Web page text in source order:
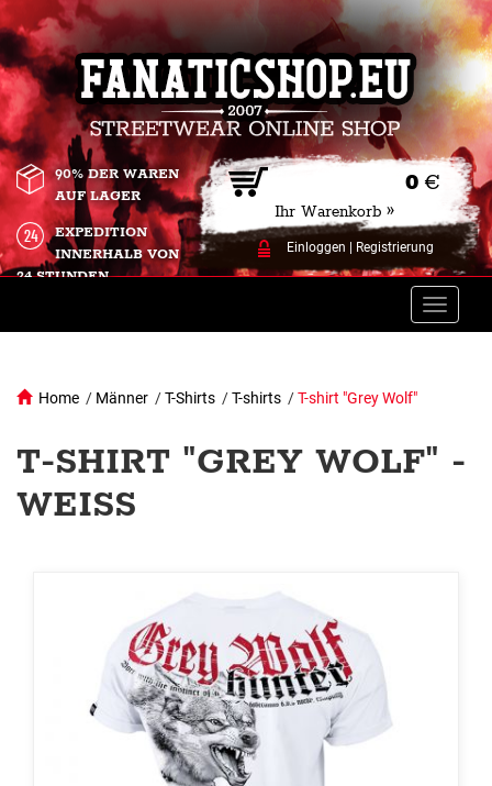
0 €
Ihr Warenkorb »
Einloggen Registrierung
90% DER WAREN
AUF LAGER
EXPEDITION
INNERHALB VON
24 STUNDEN.
Toggle
Home / Männer /T-Shirts /T-shirts /T-shirt "Grey Wolf"
T-SHIRT "GREY WOLF" -
WEISS